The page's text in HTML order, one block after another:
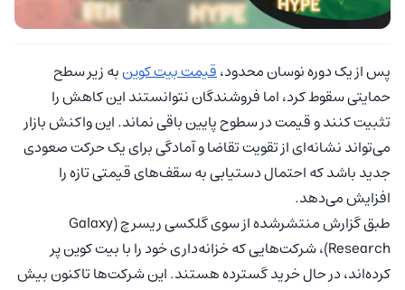
پس از یک دوره نوسان محدود،قیمت بیت کوینبه زیر سطح
حمایتی سقوط کرد، اما فروشندگان نتوانستند این کاهش را
تثبیت کنند و قیمت در سطوح پایین باقی نماند. این واکنش بازار
می‌تواند نشانه‌ای از تقویت تقاضا و آمادگی برای یک حرکت صعودی
جدید باشد که احتمال دستیابی به سقف‌های قیمتی تازه را
افزایش می‌دهد.
طبق گزارش منتشرشده از سوی گلکسی ریسرچ (Galaxy
Research)، شرکت‌هایی که خزانه‌داری خود را با بیت کوین پر
کرده‌اند، در حال خرید گسترده هستند. این شرکت‌ها تاکنون بیش